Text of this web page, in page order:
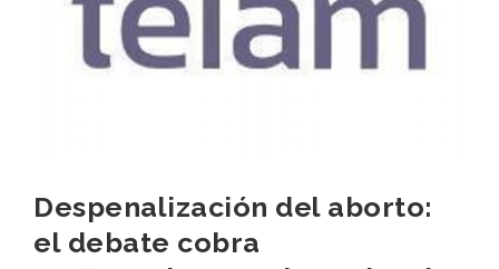
Despenalización del aborto:
el debate cobra